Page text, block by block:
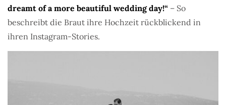
dreamt of a more beautiful wedding day!“ – So
beschreibt die Braut ihre Hochzeit rückblickend in
ihren Instagram-Stories.